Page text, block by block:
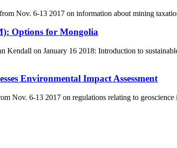
Nov. 6-13 2017 on information about mining
Options for Mongolia
on January 16 2018: Introduction to
Environmental Impact Assessment
Nov. 6-13 2017 on regulations relating to geoscience